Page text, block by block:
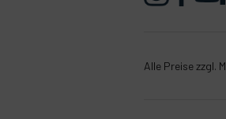
Alle Preise zzgl.